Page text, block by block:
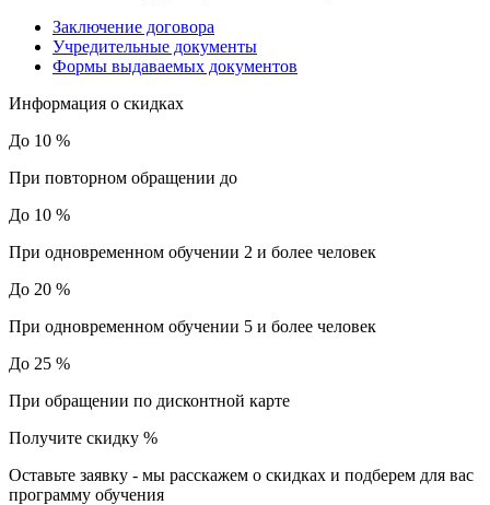
Заключение договора
Учредительные документы
Формы выдаваемых документов
Информация о скидках
До 10 %
При повторном обращении до
До 10 %
При одновременном обучении 2 и более человек
До 20 %
При одновременном обучении 5 и более человек
До 25 %
При обращении по дисконтной карте
Получите скидку %
Оставьте заявку - мы расскажем о скидках и подберем для вас
программу обучения